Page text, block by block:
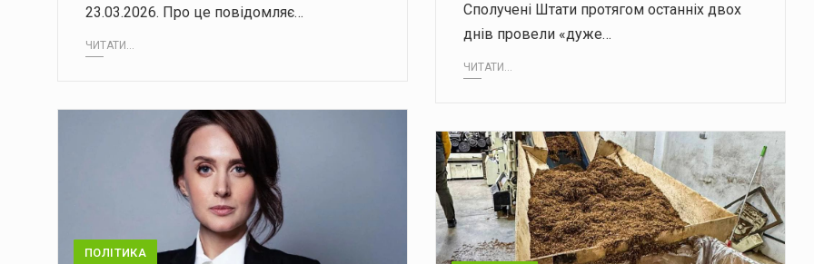
23.03.2026. Про це повідомляє…
ЧИТАТИ...
Сполучені Штати протягом останніх двох
днів провели «дуже…
ЧИТАТИ...
ПОЛІТИКА